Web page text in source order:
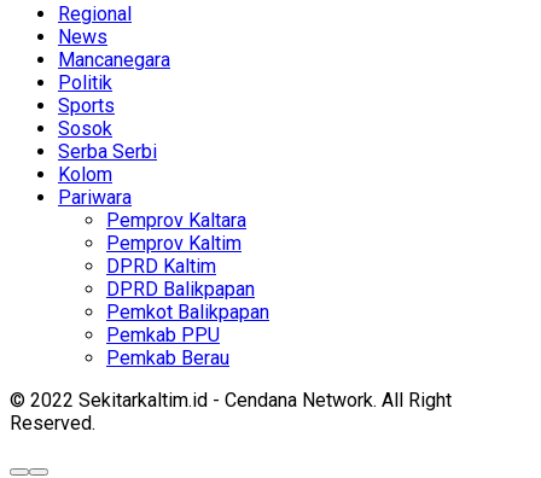
Regional
News
Mancanegara
Politik
Sports
Sosok
Serba Serbi
Kolom
Pariwara
Pemprov Kaltara
Pemprov Kaltim
DPRD Kaltim
DPRD Balikpapan
Pemkot Balikpapan
Pemkab PPU
Pemkab Berau
© 2022 Sekitarkaltim.id - Cendana Network. All Right
Reserved.